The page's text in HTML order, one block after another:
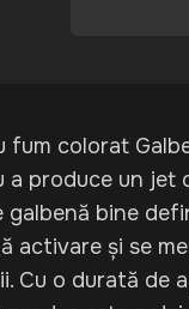
fum colorat
a produce un jet
galbenă bine
activare și se
Cu o durată de